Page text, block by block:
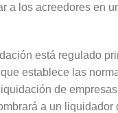
a los acreedores en
está regulado
establece las
de
a un liquidador